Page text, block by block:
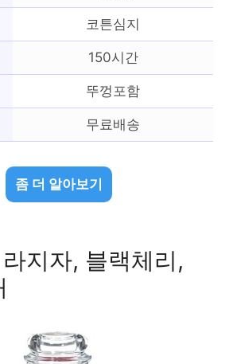
코튼심지
150시간
뚜껑포함
무료배송
좀 더 알아보기
지자, 블랙체리,